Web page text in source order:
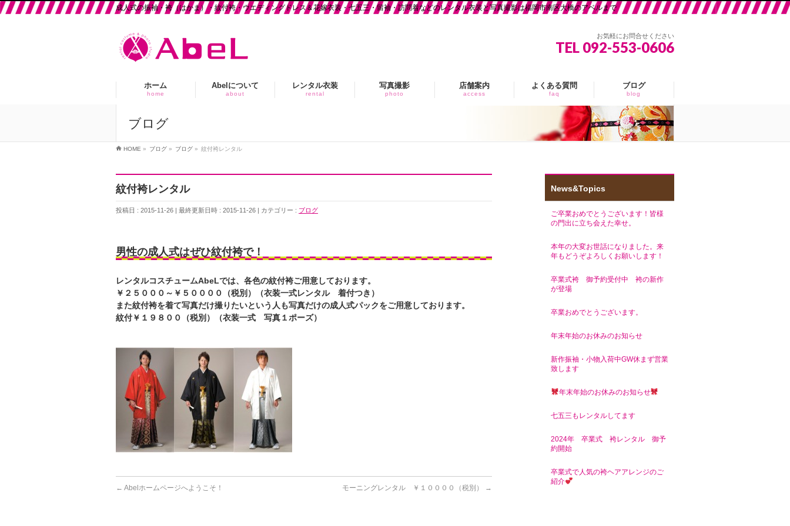
成人式の振袖・袴（はかま）・紋付袴・ウエディングドレス＆花嫁衣装・七五三・留袖・訪問着などのレンタル衣装と写真撮影は福岡市南区大橋のアベルまで
お気軽にお問合せください
TEL 092-553-0606
ホーム
home
Abelについて
about
レンタル衣装
rental
写真撮影
photo
店舗案内
access
よくある質問
faq
ブログ
blog
ブログ
HOME » ブログ » ブログ » 紋付袴レンタル
紋付袴レンタル
投稿日 : 2015-11-26 最終更新日時 : 2015-11-26 カテゴリー : ブログ
男性の成人式はぜひ紋付袴で！
レンタルコスチュームAbeLでは、各色の紋付袴ご用意しております。
￥２５０００～￥５００００（税別）（衣装一式レンタル 着付つき）
また紋付袴を着て写真だけ撮りたいという人も写真だけの成人式パックをご用意しております。
紋付￥１９８００（税別）（衣装一式 写真１ポーズ）
← Abelホームページへようこそ！ モーニングレンタル ￥１００００（税別） →
News&Topics
ご卒業おめでとうございます！皆様
の門出に立ち会えた幸せ。
本年の大変お世話になりました。来
年もどうぞよろしくお願いします！
卒業式袴 御予約受付中 袴の新作
が登場
卒業おめでとうございます。
年末年始のお休みのお知らせ
新作振袖・小物入荷中GW休まず営業
致します
年末年始のお休みのお知らせ
七五三もレンタルしてます
2024年 卒業式 袴レンタル 御予
約開始
卒業式で人気の袴ヘアアレンジのご
紹介